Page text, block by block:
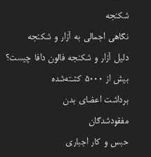
شکنجه
نگاهی اجمالی به آزار و شکنجه
دلیل آزار و شکنجه فالون دافا چیست؟
بیش از 5000 کشته‌شده
برداشت اعضای بدن
مفقودشدگان
حبس و کار اجباری